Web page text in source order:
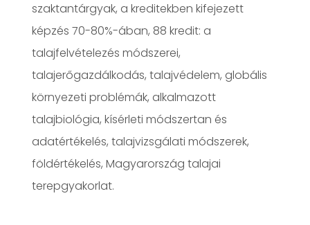
szaktantárgyak, a kreditekben kifejezett
képzés 70-80%-ában, 88 kredit: a
talajfelvételezés módszerei,
talajerőgazdálkodás, talajvédelem, globális
környezeti problémák, alkalmazott
talajbiológia, kísérleti módszertan és
adatértékelés, talajvizsgálati módszerek,
földértékelés, Magyarország talajai
terepgyakorlat.